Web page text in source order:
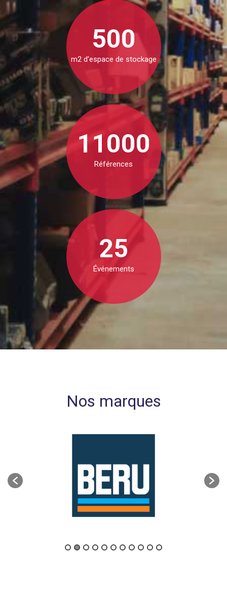
500
m2 d'espace de stockage
11000
Références
25
Événements
Nos marques